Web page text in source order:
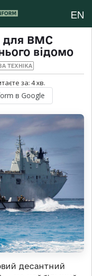
EN
для ВМС
відомо
ТЕХНІКА
за: 4хв.
в Google
десантний